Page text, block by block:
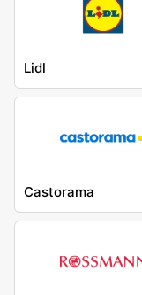
Lidl
Castorama